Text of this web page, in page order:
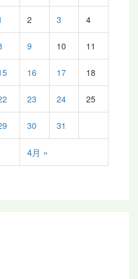
4月 »
2 3 4
9 10 11
16 17 18
23 24 25
30 31